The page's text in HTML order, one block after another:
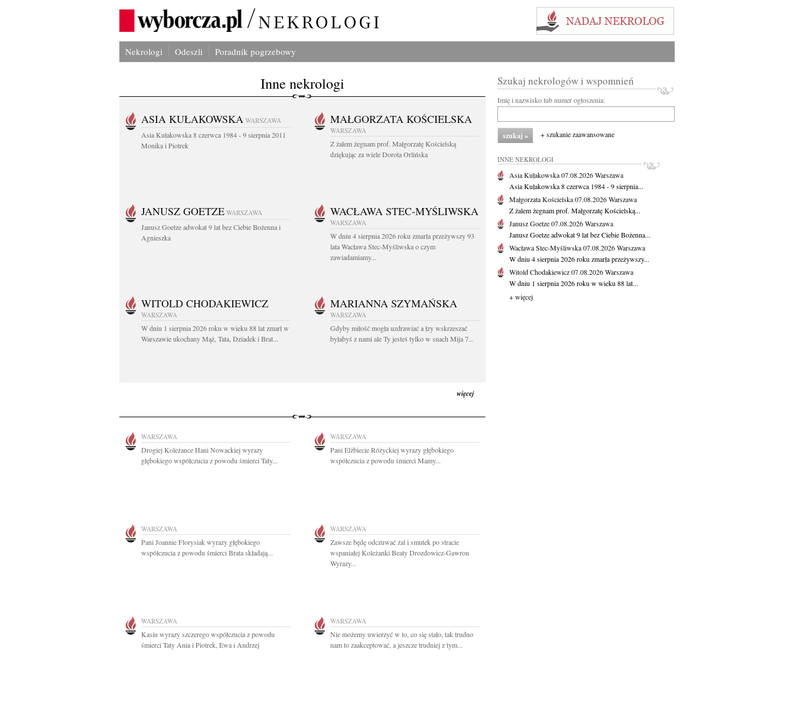
Nekrologi Odeszli Poradnik pogrzebowy
Inne nekrologi
ASIA KUŁAKOWSKA WARSZAWA
Asia Kułakowska 8 czerwca 1984 - 9 sierpnia 2011
Monika i Piotrek
MAŁGORZATA KOŚCIELSKA
WARSZAWA
Z żalem żegnam prof. Małgorzatę Kościelską
dziękując za wiele Dorota Orlińska
JANUSZ GOETZE WARSZAWA
Janusz Goetze adwokat 9 lat bez Ciebie Bożenna i
Agnieszka
WACŁAWA STEC-MYŚLIWSKA
WARSZAWA
W dniu 4 sierpnia 2026 roku zmarła przeżywszy 93
lata Wacława Stec-Myśliwska o czym
zawiadamiamy...
WITOLD CHODAKIEWICZ
WARSZAWA
W dniu 1 sierpnia 2026 roku w wieku 88 lat zmarł w
Warszawie ukochany Mąż, Tata, Dziadek i Brat...
MARIANNA SZYMAŃSKA
WARSZAWA
Gdyby miłość mogła uzdrawiać a łzy wskrzeszać
byłabyś z nami ale Ty jesteś tylko w snach Mija 7...
więcej
WARSZAWA
Drogiej Koleżance Hani Nowackiej wyrazy
głębokiego współczucia z powodu śmierci Taty...
WARSZAWA
Pani Elżbiecie Różyckiej wyrazy głębokiego
współczucia z powodu śmierci Mamy...
WARSZAWA
Pani Joannie Florysiak wyrazy głębokiego
współczucia z powodu śmierci Brata składają...
WARSZAWA
Zawsze będę odczuwać żal i smutek po stracie
wspaniałej Koleżanki Beaty Drozdowicz-Gawron
Wyrazy...
WARSZAWA
Kasiu wyrazy szczerego współczucia z powodu
śmierci Taty Ania i Piotrek, Ewa i Andrzej
WARSZAWA
Nie możemy uwierzyć w to, co się stało, tak trudno
nam to zaakceptować, a jeszcze trudniej z tym...
Szukaj nekrologów i wspomnień
Imię i nazwisko lub numer ogłoszenia:
+ szukanie zaawansowane
INNE NEKROLOGI
Asia Kułakowska07.08.2026Warszawa
Asia Kułakowska 8 czerwca 1984 - 9 sierpnia...
Małgorzata Kościelska07.08.2026Warszawa
Z żalem żegnam prof. Małgorzatę Kościelską...
Janusz Goetze07.08.2026Warszawa
Janusz Goetze adwokat 9 lat bez Ciebie Bożenna...
Wacława Stec-Myśliwska07.08.2026Warszawa
W dniu 4 sierpnia 2026 roku zmarła przeżywszy...
Witold Chodakiewicz07.08.2026Warszawa
W dniu 1 sierpnia 2026 roku w wieku 88 lat...
+ więcej